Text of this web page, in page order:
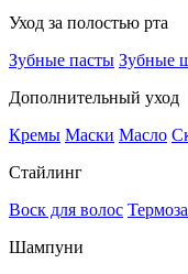
Уход за полостью рта
Зубные пасты Зубные
Дополнительный уход
Кремы Маски Масло
Стайлинг
Воск для волос
Шампуни